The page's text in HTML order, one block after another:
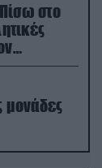
στο
μονάδες